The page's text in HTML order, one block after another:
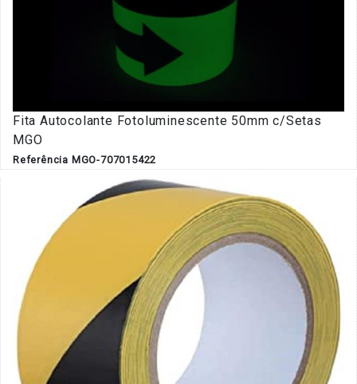
Fita Autocolante Fotoluminescente 50mm c/Setas
MGO
Referência MGO-707015422